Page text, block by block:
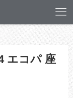
エコパ 座